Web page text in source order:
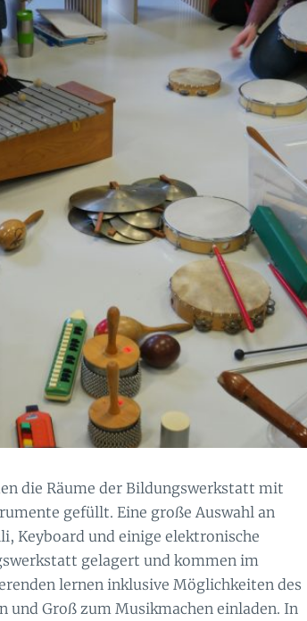
die Räume der Bildungswerkstatt mit
gefüllt. Eine große Auswahl an
Keyboard und einige elektronische
gelagert und kommen im
lernen inklusive Möglichkeiten des
und Groß zum Musikmachen einladen. In